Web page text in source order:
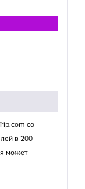
со
в 200
может